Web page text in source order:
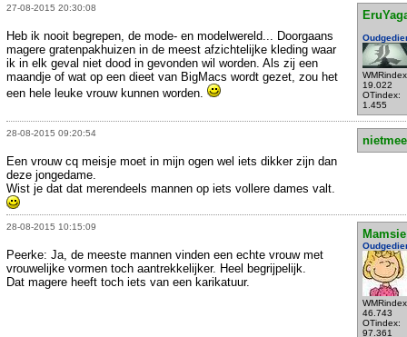
27-08-2015 20:30:08
19.022
OTindex:
1.455
Heb ik nooit begrepen, de mode- en modelwereld... Doorgaans
magere gratenpakhuizen in de meest afzichtelijke kleding waar
ik in elk geval niet dood in gevonden wil worden. Als zij een
maandje of wat op een dieet van BigMacs wordt gezet, zou het
een hele leuke vrouw kunnen worden.
28-08-2015 09:20:54
Een vrouw cq meisje moet in mijn ogen wel iets dikker zijn dan
deze jongedame.
Wist je dat dat merendeels mannen op iets vollere dames valt.
28-08-2015 10:15:09
Mamsie
46.743
OTindex:
97.361
Peerke: Ja, de meeste mannen vinden een echte vrouw met
vrouwelijke vormen toch aantrekkelijker. Heel begrijpelijk.
Dat magere heeft toch iets van een karikatuur.